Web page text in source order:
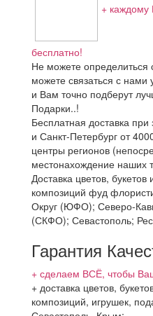
+ каждому
бесплатно!
Не можете
можете связаться с
и Вам точно подберут
Подарки..!
Бесплатная доставка
и Санкт-Петербург от
центры регионов
местонахождение наших
Доставка цветов,
композиций фуд
Округ (ЮФО); Северо-
(СКФО); Севастополь;
Гарантия
+ сделаем ВСЁ, чтобы
+ доставка цветов,
композиций, игрушек,